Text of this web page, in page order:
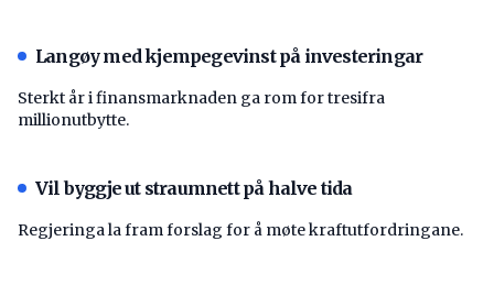
Langøy med kjempegevinst på investeringar
Sterkt år i finansmarknaden ga rom for tresifra
millionutbytte.
Vil byggje ut straumnett på halve tida
Regjeringa la fram forslag for å møte kraftutfordringane.